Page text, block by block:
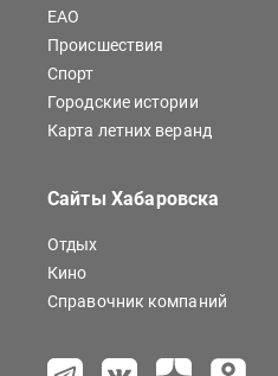
ЕАО
Происшествия
Спорт
Городские истории
Карта летних веранд
Сайты Хабаровска
Отдых
Кино
Справочник компаний